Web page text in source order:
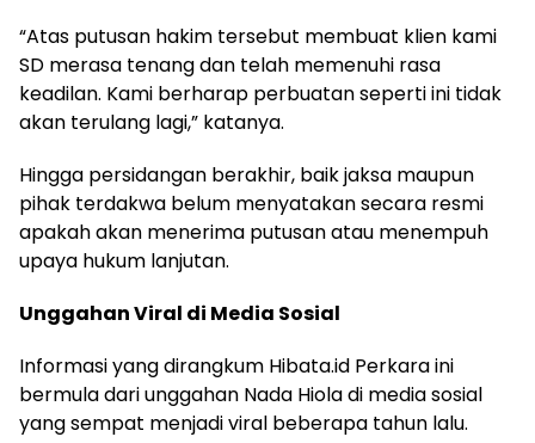
“Atas putusan hakim tersebut membuat klien kami
SD merasa tenang dan telah memenuhi rasa
keadilan. Kami berharap perbuatan seperti ini tidak
akan terulang lagi,” katanya.
Hingga persidangan berakhir, baik jaksa maupun
pihak terdakwa belum menyatakan secara resmi
apakah akan menerima putusan atau menempuh
upaya hukum lanjutan.
Unggahan Viral di Media Sosial
Informasi yang dirangkum Hibata.id Perkara ini
bermula dari unggahan Nada Hiola di media sosial
yang sempat menjadi viral beberapa tahun lalu.